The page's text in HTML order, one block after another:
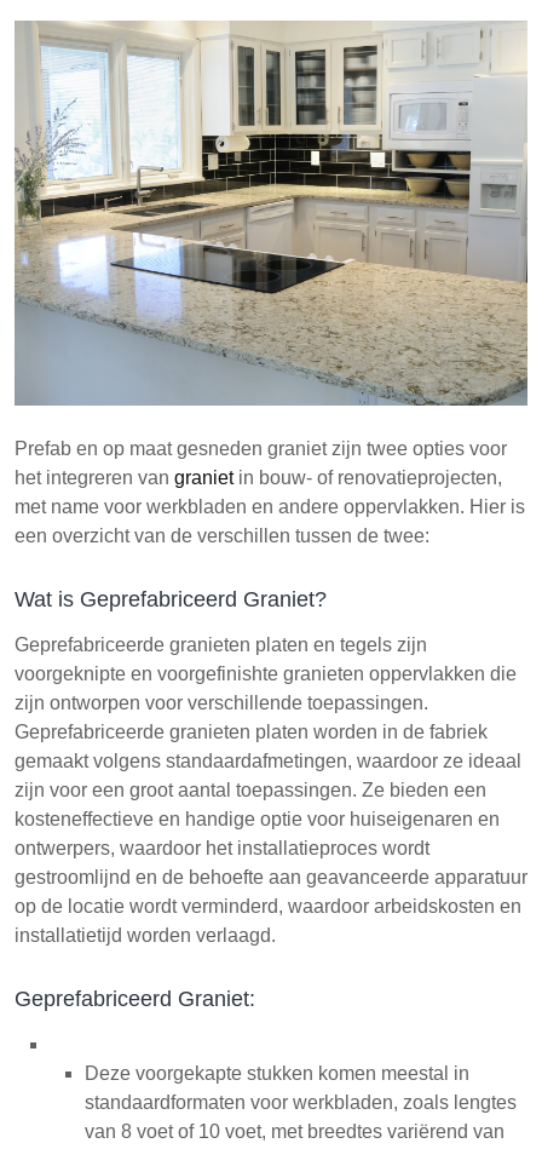
specifieke projectvereisten en voorkeuren.
Inzicht in de verschillen tussen prefab en op maat
gezaagd graniet helpt consumenten om
weloverwogen beslissingen te nemen voor hun
projecten.
Prefab en op maat gesneden graniet zijn twee opties voor
het integreren van granietin bouw- of renovatieprojecten,
met name voor werkbladen en andere oppervlakken. Hier is
een overzicht van de verschillen tussen de twee:
Wat is Geprefabriceerd Graniet?
Geprefabriceerde granieten platen en tegels zijn
voorgeknipte en voorgefinishte granieten oppervlakken die
zijn ontworpen voor verschillende toepassingen.
Geprefabriceerde granieten platen worden in de fabriek
gemaakt volgens standaardafmetingen, waardoor ze ideaal
zijn voor een groot aantal toepassingen. Ze bieden een
kosteneffectieve en handige optie voor huiseigenaren en
ontwerpers, waardoor het installatieproces wordt
gestroomlijnd en de behoefte aan geavanceerde apparatuur
op de locatie wordt verminderd, waardoor arbeidskosten en
installatietijd worden verlaagd.
Geprefabriceerd Graniet:
Deze voorgekapte stukken komen meestal in
standaardformaten voor werkbladen, zoals lengtes
van 8 voet of 10 voet, met breedtes variërend van